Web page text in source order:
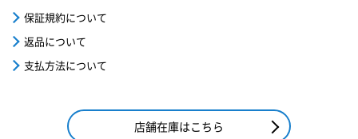
保証規約について
返品について
支払方法について
店舗在庫はこちら